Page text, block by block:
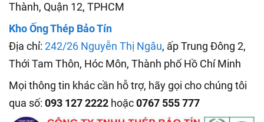
Thành, Quận 12, TPHCM
Kho Ống Thép Bảo Tín
Địa chỉ: 242/26 Nguyễn Thị Ngâu, ấp Trung Đông 2,
Thới Tam Thôn, Hóc Môn, Thành phố Hồ Chí Minh
Mọi thông tin khác cần hỗ trợ, hãy gọi cho chúng tôi
qua số: 093 127 2222 hoặc0767 555 777